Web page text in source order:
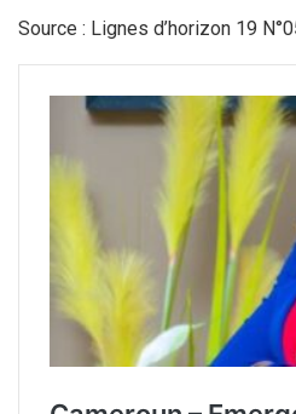
Source : Lignes d’horizon 19